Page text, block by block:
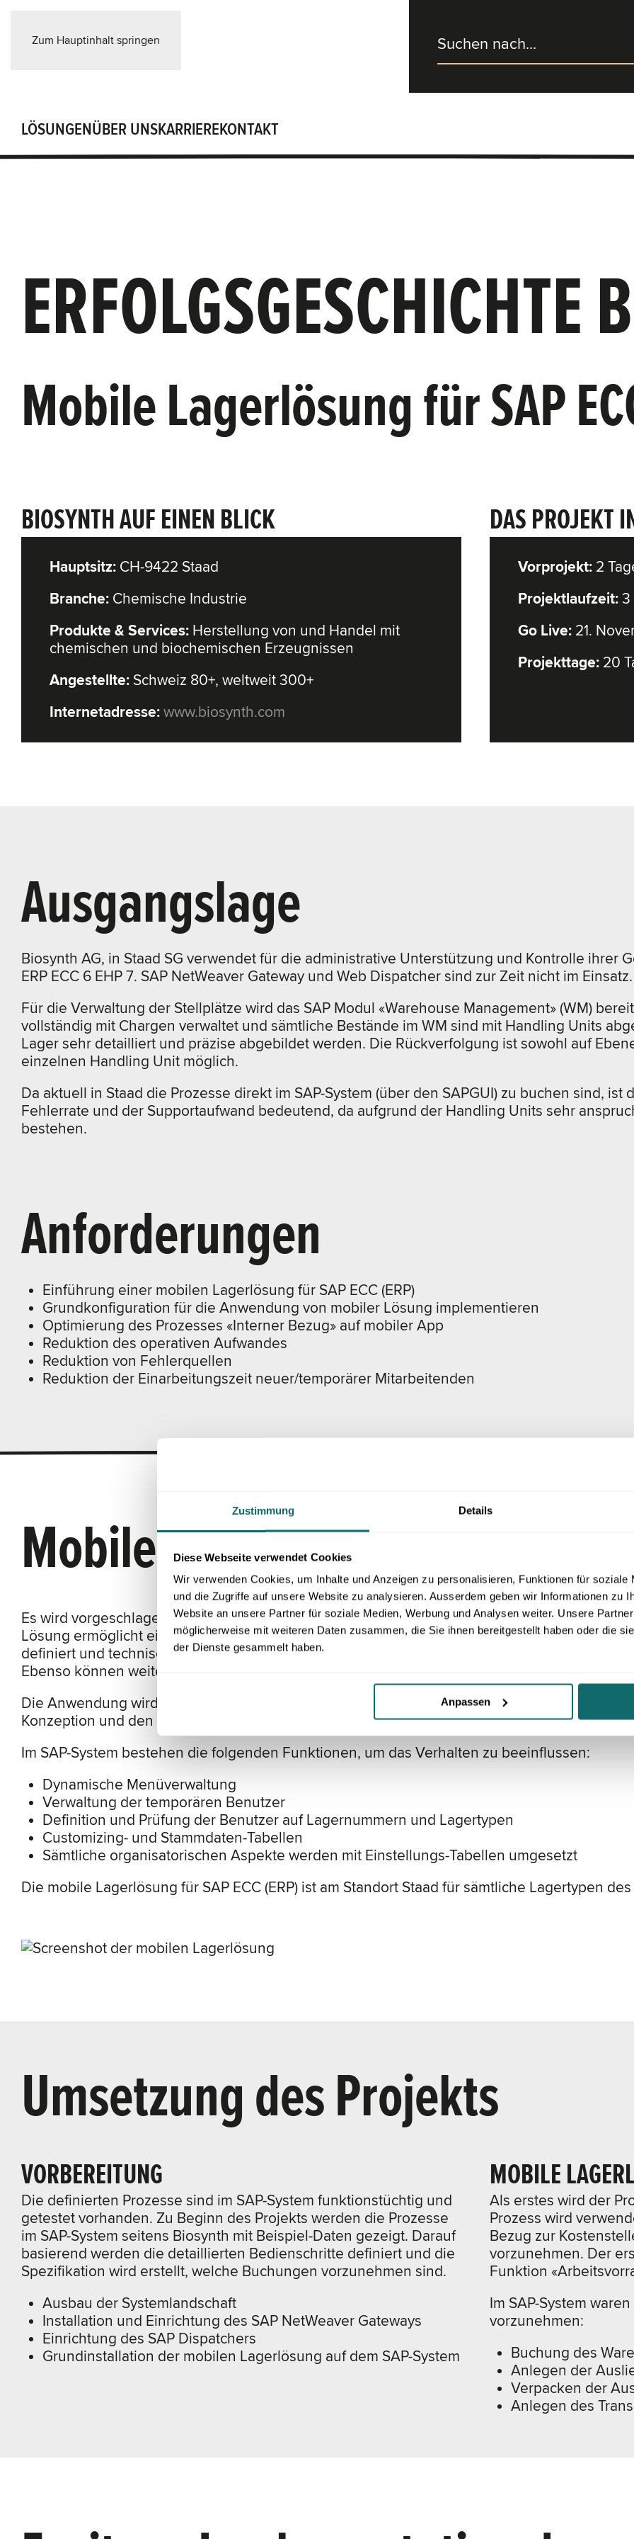
Zustimmung Details
Diese Webseite verwendet Cookies
Wir verwenden Cookies, um Inhalte und Anzeigen zu personalisieren, Funktionen für soziale
und die Zugriffe auf unsere Website zu analysieren. Ausserdem geben wir Informationen zu
Website an unsere Partner für soziale Medien, Werbung und Analysen weiter. Unsere
möglicherweise mit weiteren Daten zusammen, die Sie ihnen bereitgestellt haben oder die
der Dienste gesammelt haben.
Anpassen
Zum Hauptinhalt springen
LÖSUNGENÜBER UNSKARRIEREKONTAKT
ERFOLGSGESCHICHTE
Mobile Lagerlösung für SAP
BIOSYNTH AUF EINEN BLICK DAS PROJEKT
Hauptsitz: CH-9422 Staad
Branche: Chemische Industrie
Produkte & Services: Herstellung von und Handel mit
chemischen und biochemischen Erzeugnissen
Angestellte: Schweiz 80+, weltweit 300+
Internetadresse: www.biosynth.com
Vorprojekt: 2
Projektlaufzeit: 3
Go Live: 21.
Projekttage: 20
Ausgangslage
Biosynth AG, in Staad SG verwendet für die administrative Unterstützung und Kontrolle ihrer
ERP ECC 6 EHP 7. SAP NetWeaver Gateway und Web Dispatcher sind zur Zeit nicht im Einsatz.
Für die Verwaltung der Stellplätze wird das SAP Modul «Warehouse Management» (WM)
vollständig mit Chargen verwaltet und sämtliche Bestände im WM sind mit Handling Units
Lager sehr detailliert und präzise abgebildet werden. Die Rückverfolgung ist sowohl auf
einzelnen Handling Unit möglich.
Da aktuell in Staad die Prozesse direkt im SAP-System (über den SAPGUI) zu buchen sind,
Fehlerrate und der Supportaufwand bedeutend, da aufgrund der Handling Units sehr
bestehen.
Anforderungen
Einführung einer mobilen Lagerlösung für SAP ECC (ERP)
Grundkonfiguration für die Anwendung von mobiler Lösung implementieren
Optimierung des Prozesses «Interner Bezug» auf mobiler App
Reduktion des operativen Aufwandes
Reduktion von Fehlerquellen
Reduktion der Einarbeitungszeit neuer/temporärer Mitarbeitenden
Mobile Lagerlösung für
Es wird vorgeschlagen, eine moderne mobile Lagerlösung für SAP ECC (ERP) mit der
Lösung ermöglicht eine sehr einfache und effiziente Verwendung des Systems für die
definiert und technisch umgesetzt, dass die mobile Lösung und deren Prozesse einfach an
Ebenso können weitere Funktionen definiert und integriert werden.
Die Anwendung wird als Web-Applikation entwickelt und kann durch Angabe der korrekten
Konzeption und den Geräten ist die Offline-Tauglichkeit gegeben. Es sind im Projekt aber
Im SAP-System bestehen die folgenden Funktionen, um das Verhalten zu beeinflussen:
Dynamische Menüverwaltung
Verwaltung der temporären Benutzer
Definition und Prüfung der Benutzer auf Lagernummern und Lagertypen
Customizing- und Stammdaten-Tabellen
Sämtliche organisatorischen Aspekte werden mit Einstellungs-Tabellen umgesetzt
Die mobile Lagerlösung für SAP ECC (ERP) ist am Standort Staad für sämtliche Lagertypen
Umsetzung des Projekts
VORBEREITUNG
Die definierten Prozesse sind im SAP-System funktionstüchtig und
getestet vorhanden. Zu Beginn des Projekts werden die Prozesse
im SAP-System seitens Biosynth mit Beispiel-Daten gezeigt. Darauf
basierend werden die detaillierten Bedienschritte definiert und die
Spezifikation wird erstellt, welche Buchungen vorzunehmen sind.
Ausbau der Systemlandschaft
Installation und Einrichtung des SAP NetWeaver Gateways
Einrichtung des SAP Dispatchers
Grundinstallation der mobilen Lagerlösung auf dem SAP-System
MOBILE
Als erstes wird der
Prozess wird
Bezug zur
vorzunehmen. Der
Funktion
Im SAP-System
vorzunehmen:
Buchung des
Anlegen der
Verpacken der
Anlegen des